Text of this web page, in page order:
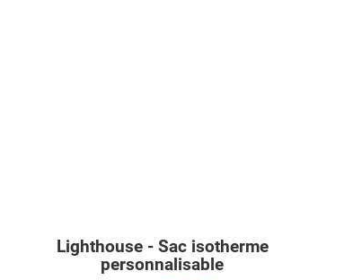
Lighthouse - Sac isotherme
personnalisable